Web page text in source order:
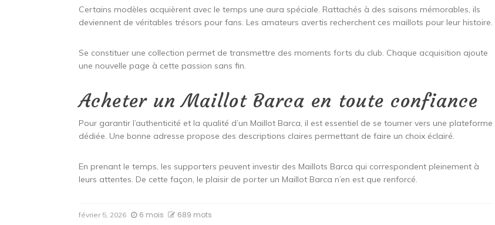
Certains modèles acquièrent avec le temps une aura spéciale. Rattachés à des saisons mémorables, ils
deviennent de véritables trésors pour fans. Les amateurs avertis recherchent ces maillots pour leur histoire.
Se constituer une collection permet de transmettre des moments forts du club. Chaque acquisition ajoute
une nouvelle page à cette passion sans fin.
Acheter un Maillot Barca en toute confiance
Pour garantir l’authenticité et la qualité d’un Maillot Barca, il est essentiel de se tourner vers une plateforme
dédiée. Une bonne adresse propose des descriptions claires permettant de faire un choix éclairé.
En prenant le temps, les supporters peuvent investir des Maillots Barca qui correspondent pleinement à
leurs attentes. De cette façon, le plaisir de porter un Maillot Barca n’en est que renforcé.
février 5, 2026 6 mois 689 mots